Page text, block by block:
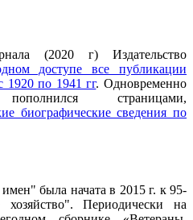
(2020 г) Издательство
доступе все публикации
1920 по 1941 гг. Одновременно
страницами,
биографические сведения по
имен" была начата в 2015 г. к 95-
Периодически на